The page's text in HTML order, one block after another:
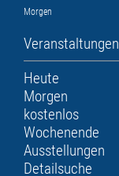
Morgen
Veranstaltungen
Heute
Morgen
kostenlos
Wochenende
Ausstellungen
Detailsuche